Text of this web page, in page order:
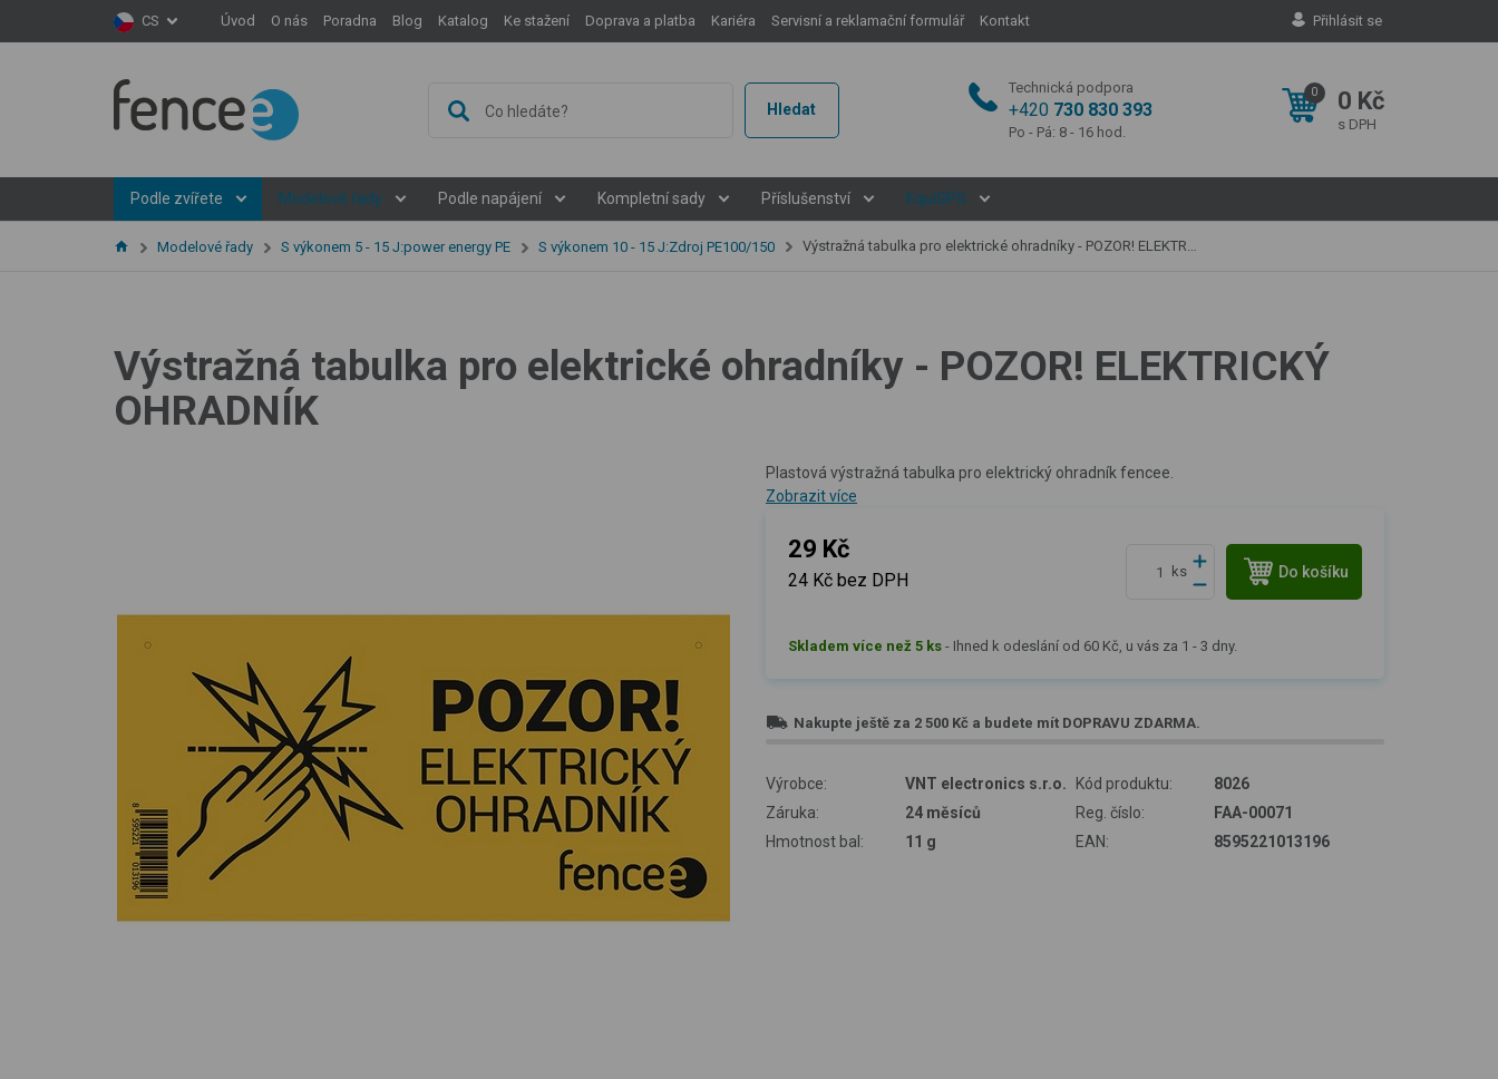
CS Úvod O nás Poradna Blog Katalog Ke stažení Doprava a platba Kariéra Servisní a reklamační formulář Kontakt Přihlásit se
Hledat
Technická podpora
+420 730 830 393
Po - Pá: 8 - 16 hod.
0 0 Kč
s DPH
Podle zvířete Modelové řady Podle napájení Kompletní sady Příslušenství EquiGPS
Modelové řady S výkonem 5 - 15 J:power energy PE S výkonem 10 - 15 J:Zdroj PE100/150 Výstražná tabulka pro elektrické ohradníky - POZOR! ELEKTRICKÝ OHRADNÍK
Výstražná tabulka pro elektrické ohradníky - POZOR! ELEKTRICKÝ
OHRADNÍK
Plastová výstražná tabulka pro elektrický ohradník fencee.
Zobrazit více
29 Kč
24 Kč bez DPH ks Do košíku
Skladem více než 5 ks - Ihned k odeslání od 60 Kč, u vás za 1 - 3 dny.
Nakupte ještě za 2 500 Kč a budete mít DOPRAVU ZDARMA.
Výrobce: VNT electronics s.r.o. Kód produktu:
8026
Záruka:
24 měsíců Reg. číslo:
FAA-00071
Hmotnost bal:
11 g EAN: 8595221013196